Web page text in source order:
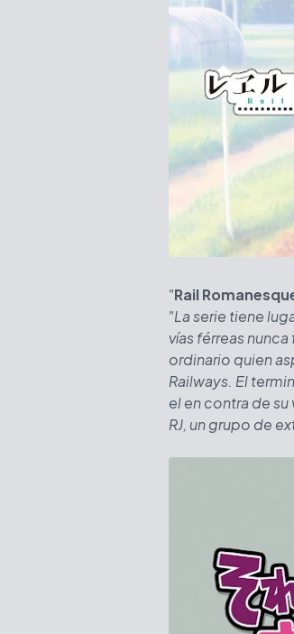
"Rail
"La serie tiene
vías férreas
ordinario quien
Railways. El
el en contra de
RJ, un grupo de